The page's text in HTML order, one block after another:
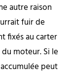
autre raison
fuir de
fixés au carter
moteur. Si le
peut